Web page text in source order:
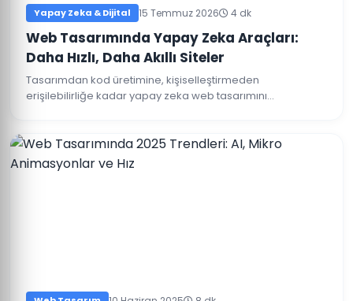
Yapay Zeka & Dijital 15 Temmuz 2026 4 dk
Web Tasarımında Yapay Zeka Araçları:
Daha Hızlı, Daha Akıllı Siteler
Tasarımdan kod üretimine, kişiselleştirmeden
erişilebilirliğe kadar yapay zeka web tasarımını